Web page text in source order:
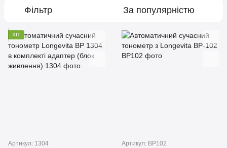
Фільтр За популярністю
ХІТ
Артикул: 1304 Артикул: BP102